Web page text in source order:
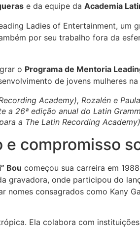
e da equipe da Academia
Ladies of Entertainment, um
por seu trabalho fora da
o Programa de Mentoria
de jovens mulheres na
Academy), Rozalén e
26ª edição anual do Latin
a The Latin Recording Academy)
e compromisso
Bou começou sua carreira em
gravadora, onde participou do
nomes consagrados como Kany
Ela colabora com